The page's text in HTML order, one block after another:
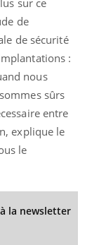
sur ce
de
de sécurité
:
nous
sûrs
entre
explique le
le
la newsletter